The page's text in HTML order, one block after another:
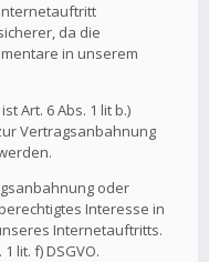
da die
in unserem
Art. 6 Abs. 1 lit b.)
Vertragsanbahnung
oder
Interesse in
Internetauftritts.
lit. f) DSGVO.